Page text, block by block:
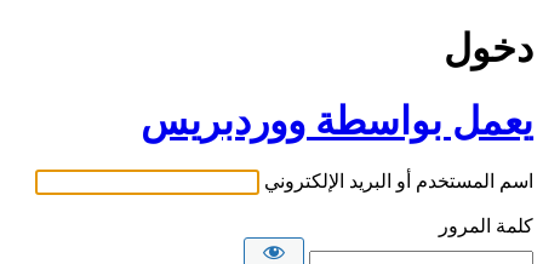
دخول
يعمل بواسطة ووردبريس
اسم المستخدم أو البريد الإلكتروني
كلمة المرور